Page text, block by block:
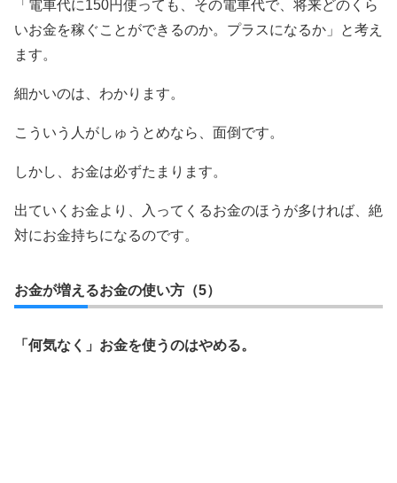
「電車代に150円使っても、その電車代で、将来どのくら
いお金を稼ぐことができるのか。プラスになるか」と考え
ます。
細かいのは、わかります。
こういう人がしゅうとめなら、面倒です。
しかし、お金は必ずたまります。
出ていくお金より、入ってくるお金のほうが多ければ、絶
対にお金持ちになるのです。
お金が増えるお金の使い方（5）
「何気なく」お金を使うのはやめる。